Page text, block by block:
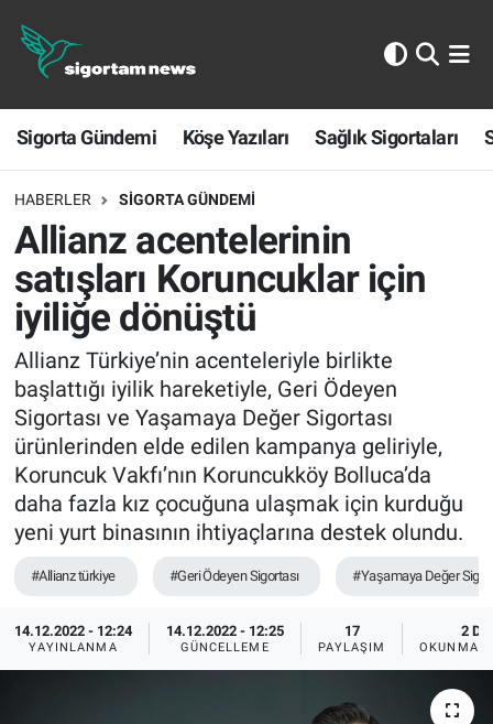
Sigorta Gündemi Köşe Yazıları Sağlık Sigortaları
HABERLER SIGORTA GÜNDEMI
Allianz acentelerinin
satışları Koruncuklar için
iyiliğe dönüştü
Allianz Türkiye’nin acenteleriyle birlikte
başlattığı iyilik hareketiyle, Geri Ödeyen
Sigortası ve Yaşamaya Değer Sigortası
ürünlerinden elde edilen kampanya geliriyle,
Koruncuk Vakfı’nın Koruncukköy Bolluca’da
daha fazla kız çocuğuna ulaşmak için kurduğu
yeni yurt binasının ihtiyaçlarına destek olundu.
#Allianz türkiye #Geri Ödeyen Sigortası #Yaşamaya Değer
14.12.2022 - 12:24
YAYINLANMA
14.12.2022 - 12:25
GÜNCELLEME
17
PAYLAŞIM
2 DK
OKUNMA
Sigorta Gündemi
Köşe Yazıları
Sağlık Sigortaları
Sporun Sigortası
Ekonomi